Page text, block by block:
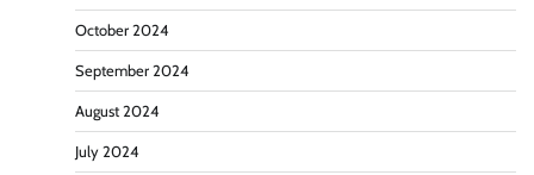
October 2024
September 2024
August 2024
July 2024